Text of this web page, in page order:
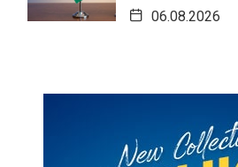
06.08.2026